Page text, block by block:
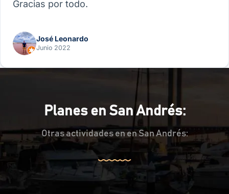
Gracias por todo.
José Leonardo
Junio 2022
Planes en San Andrés:
Otras actividades en en San Andrés: